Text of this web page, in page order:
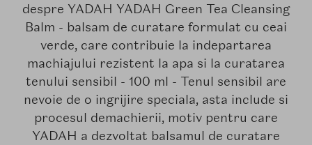
despre YADAH YADAH Green Tea Cleansing
Balm - balsam de curatare formulat cu ceai
verde, care contribuie la indepartarea
machiajului rezistent la apa si la curatarea
tenului sensibil - 100 ml - Tenul sensibil are
nevoie de o ingrijire speciala, asta include si
procesul demachierii, motiv pentru care
YADAH a dezvoltat balsamul de curatare